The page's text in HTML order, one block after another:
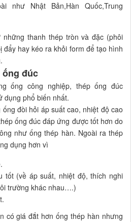
như Nhật Bản,Hàn Quốc,Trung
thanh thép tròn và đặc (phôi
hay kéo ra khỏi form để tạo hình
ống đúc
ống công nghiệp, thép ống đúc
dụng phổ biến nhất.
đòi hỏi áp suất cao, nhiệt độ cao
ống đúc đáp ứng được tốt hơn do
như ống thép hàn. Ngoài ra thép
dụng hơn vì
tốt (về áp suất, nhiệt độ, thích nghi
trường khác nhau….)
có giá đắt hơn ống thép hàn nhưng